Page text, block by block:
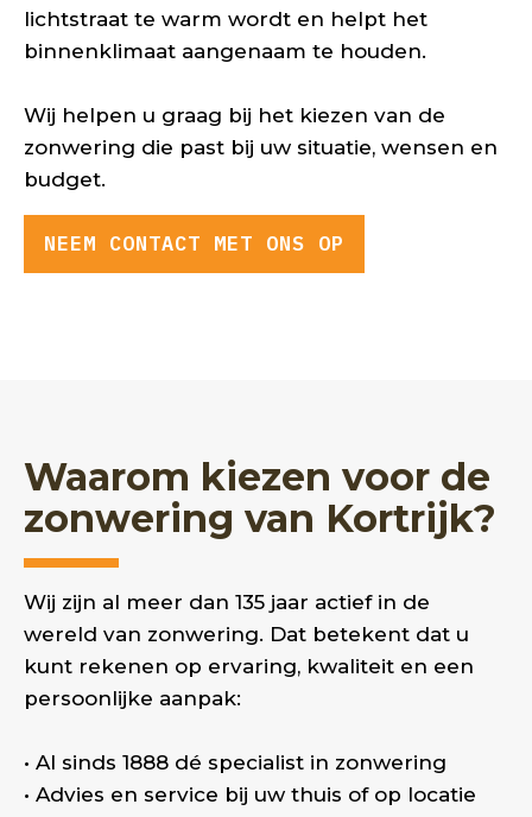
lichtstraat te warm wordt en helpt het
binnenklimaat aangenaam te houden.
Wij helpen u graag bij het kiezen van de
zonwering die past bij uw situatie, wensen en
budget.
NEEM CONTACT MET ONS OP
Waarom kiezen voor de
zonwering van Kortrijk?
Wij zijn al meer dan 135 jaar actief in de
wereld van zonwering. Dat betekent dat u
kunt rekenen op ervaring, kwaliteit en een
persoonlijke aanpak:
• Al sinds 1888 dé specialist in zonwering
• Advies en service bij uw thuis of op locatie